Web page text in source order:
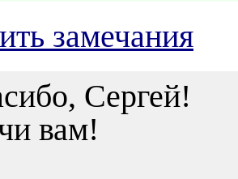
замечания
Сергей!
вам!